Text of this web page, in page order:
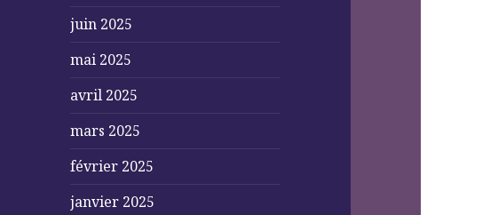
juin 2025
mai 2025
avril 2025
mars 2025
février 2025
janvier 2025